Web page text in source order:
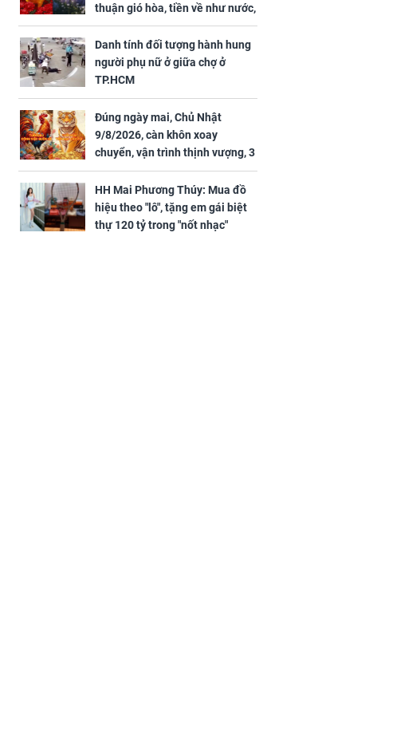
Trong 4 ngày cuối
tháng 6 âm lịch, 3 con
giáp vượng phát Tài
Lộc, Phú Quý trăm bề,
đổi mệnh Phượng
Hoàng, ôm trọn cơ
ngơi đồ sộ
thuận gió hòa, tiền về như nước,
bạc vàng dư dả, Phú Quý Vinh
Hoa, vận trình khai sáng
Danh tính đối tượng hành hung
người phụ nữ ở giữa chợ ở
TP.HCM
Đúng ngày mai, Chủ Nhật
9/8/2026, càn khôn xoay
chuyển, vận trình thịnh vượng, 3
con giáp nhận phúc khí nhà trời,
tình tiền đỏ như son, vận may
hanh thông
HH Mai Phương Thúy: Mua đồ
hiệu theo "lô", tặng em gái biệt
thự 120 tỷ trong "nốt nhạc"